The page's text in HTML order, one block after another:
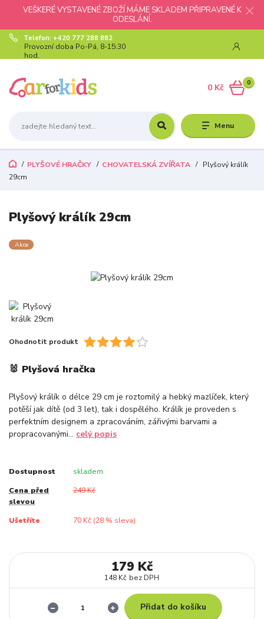
VEŠKERÉ VYSTAVENÉ ZBOŽÍ MÁME SKLADEM PŘIPRAVENÉ K
ODESLÁNÍ.
Menu
Telefon: +420 777 288 882
Provozní doba Po-Pá, 8-15:30
hod.
0
0 Kč
PLYŠOVÉ HRAČKY CHOVATELSKÁ ZVÍŘATA
Plyšový králík
29cm
Plyšový králík 29cm
Akce
Ohodnotit produkt
🐰 Plyšová hračka
Plyšový králík o délce 29 cm je roztomilý a hebký mazlíček, který
potěší jak dítě (od 3 let), tak i dospělého. Králík je proveden s
perfektním designem a zpracováním, zářivými barvami a
propracovanými... celý popis
Dostupnost skladem
Cena před
slevou
249 Kč
Ušetříte 70 Kč (28% sleva)
179 Kč
148 Kč bez DPH
Přidat do košíku